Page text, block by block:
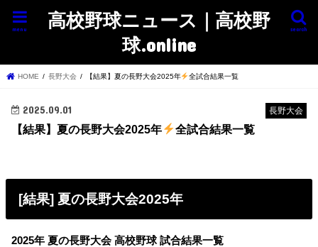
高校野球ニュース｜高校野
球.online
search
menu
HOME 長野大会 【結果】夏の長野大会2025年 全試合結果一覧
長野大会
2025.09.01
【結果】夏の長野大会2025年 全試合結果一覧
[結果] 夏の長野大会2025年
2025年 夏の長野大会 高校野球 試合結果一覧